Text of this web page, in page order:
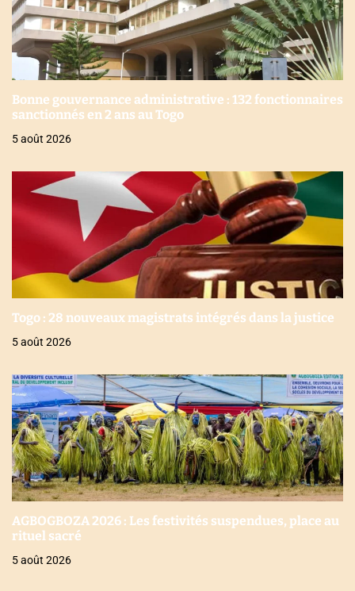
Bonne gouvernance administrative : 132 fonctionnaires
sanctionnés en 2 ans au Togo
5 août 2026
Togo : 28 nouveaux magistrats intégrés dans la justice
5 août 2026
AGBOGBOZA 2026 : Les festivités suspendues, place au
rituel sacré
5 août 2026